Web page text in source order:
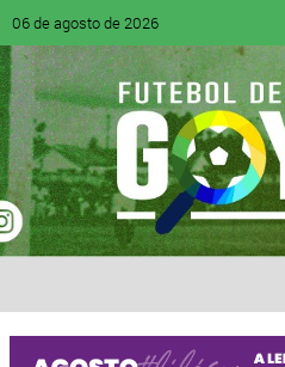
06 de agosto de 2026